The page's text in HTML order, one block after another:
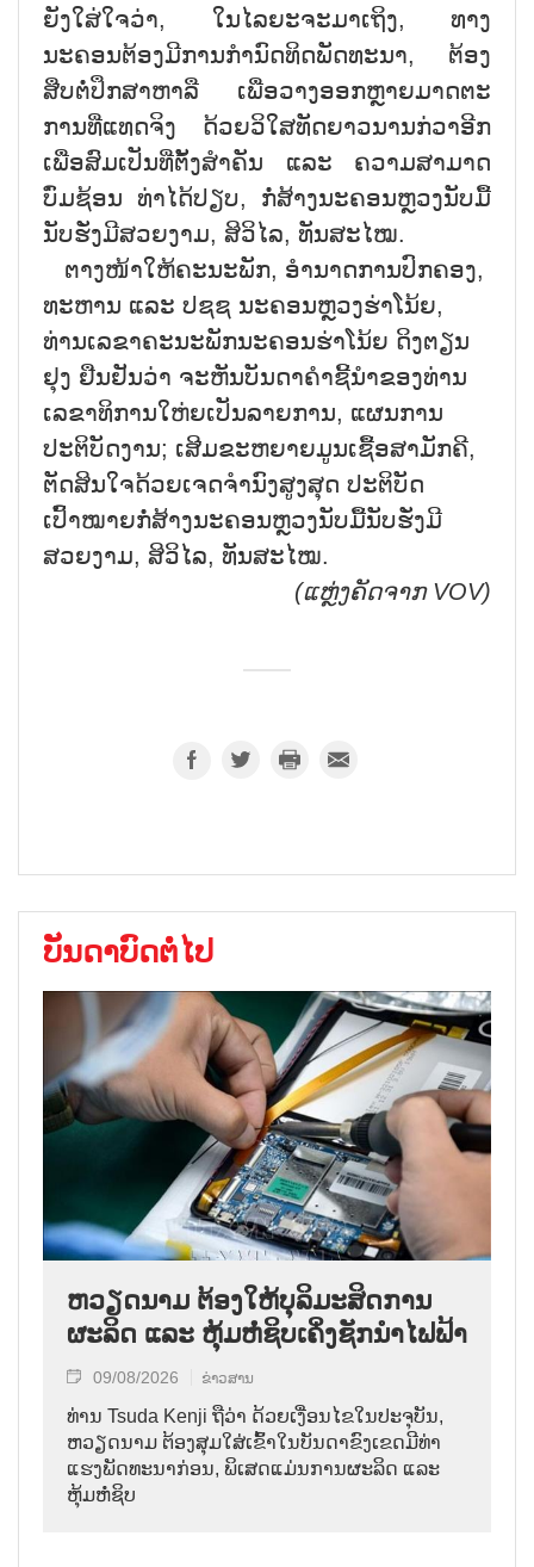
ຍັງໃສ່ໃຈວ່າ, ໃນໄລຍະຈະມາເຖິງ, ທາງ
ນະຄອນຕ້ອງມີການກຳນົດທິດພັດທະນາ, ຕ້ອງ
ສືບຕໍ່ປຶກສາຫາລື ເພື່ອວາງອອກຫຼາຍມາດຕະ
ການທີ່ແທດຈິງ ດ້ວຍວິໃສທັດຍາວນານກ່ວາອີກ
ເພື່ອສົມເປັນທີ່ຕັ້ງສຳຄັນ ແລະ ຄວາມສາມາດ
ບົ່ມຊ້ອນ ທ່າໄດ້ປຽບ, ກໍ່ສ້າງນະຄອນຫຼວງນັບມື້
ນັບຮັ່ງມີສວຍງາມ, ສິວິໄລ, ທັນສະໄໝ.
ຕາງໜ້າໃຫ້ຄະນະພັກ, ອຳນາດການປົກຄອງ,
ທະຫານ ແລະ ປຊຊ ນະຄອນຫຼວງຮ່າໂນ້ຍ,
ທ່ານເລຂາຄະນະພັກນະຄອນຮ່າໂນ້ຍ ດິງຕຽນ
ຢຸງ ຢືນຢັນວ່າ ຈະຫັນບັນດາຄຳຊີ້ນຳຂອງທ່ານ
ເລຂາທິການໃຫ່ຍເປັນລາຍການ, ແຜນການ
ປະຕິບັດງານ; ເສີມຂະຫຍາຍມູນເຊື້ອສາມັກຄີ,
ຕັດສິນໃຈດ້ວຍເຈດຈຳນົງສູງສຸດ ປະຕິບັດ
ເປົ້າໝາຍກໍ່ສ້າງນະຄອນຫຼວງນັບມື້ນັບຮັ່ງມີ
ສວຍງາມ, ສິວິໄລ, ທັນສະໄໝ.
(ແຫຼ່ງຄັດຈາກ VOV)
ບັນດາບົດຕໍ່ໄປ
ຫວຽດນາມ ຕ້ອງໃຫ້ບຸລິມະສິດການ
ຜະລິດ ແລະ ຫຸ້ມຫໍ່ຊິບເຄິ່ງຊັກນຳໄຟຟ້າ
09/08/2026 ຂ່າວສານ
ທ່ານ Tsuda Kenji ຖືວ່າ ດ້ວຍເງື່ອນໄຂໃນປະຈຸບັນ,
ຫວຽດນາມ ຕ້ອງສຸມໃສ່ເຂົ້າໃນບັນດາຂົງເຂດມີທ່າ
ແຮງພັດທະນາກ່ອນ, ພິເສດແມ່ນການຜະລິດ ແລະ
ຫຸ້ມຫໍ່ຊິບ